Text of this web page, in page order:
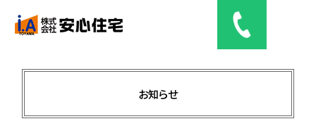
土地情報
お知らせ